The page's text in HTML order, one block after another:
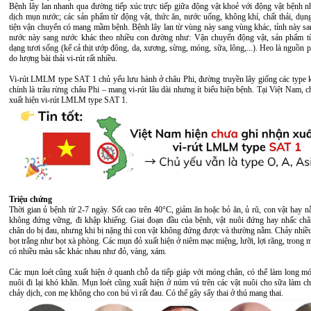
Bệnh lây lan nhanh qua đường tiếp xúc trực tiếp giữa động vật khoẻ với động vật bệnh
dịch mụn nước; các sản phẩm từ động vật, thức ăn, nước uống, không khí, chất thải,
tiện vận chuyển có mang mầm bệnh. Bệnh lây lan từ vùng này sang vùng khác, tỉnh này
nước này sang nước khác theo nhiều con đường như: Vận chuyển động vật, sản phẩm
dạng tươi sống (kể cả thịt ướp đông, da, xương, sừng, móng, sữa, lông,...). Heo là nguồn
do lượng bài thải vi-rút rất nhiều.
Vi-rút LMLM type SAT 1 chủ yếu lưu hành ở châu Phi, đường truyền lây giống các type
chính là trâu rừng châu Phi – mang vi-rút lâu dài nhưng ít biểu hiện bệnh. Tại Việt Nam,
xuất hiện vi-rút LMLM type SAT 1.
Triệu chứng
Thời gian ủ bệnh từ 2-7 ngày. Sốt cao trên 40°C, giảm ăn hoặc bỏ ăn, ủ rũ, con vật hay
không đứng vững, đi khập khiểng. Giai đoạn đầu của bệnh, vật nuôi đứng hay nhấc
chân do bị đau, nhưng khi bị nặng thì con vật không đứng được và thường nằm. Chảy
bọt trắng như bọt xà phòng. Các mụn đỏ xuất hiện ở niêm mạc miệng, lưỡi, lợi răng, trong
có nhiều màu sắc khác nhau như đỏ, vàng, xám.
Các mụn loét cũng xuất hiện ở quanh chỗ da tiếp giáp với móng chân, có thể làm long
nuôi đi lại khó khăn. Mụn loét cũng xuất hiện ở núm vú trên các vật nuôi cho sữa làm
chảy dịch, con mẹ không cho con bú vì rất đau. Có thể gây sẩy thai ở thú mang thai.